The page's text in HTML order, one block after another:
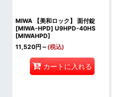
MIWA 【美和ロック】 面付錠
[MIWA-HPD] U9HPD-40HS
[MIWAHPD]
11,520円 ～ (税込)
カートに入れる